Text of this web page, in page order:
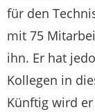
für den
mit 75
ihn. Er hat
Kollegen in
Künftig wird